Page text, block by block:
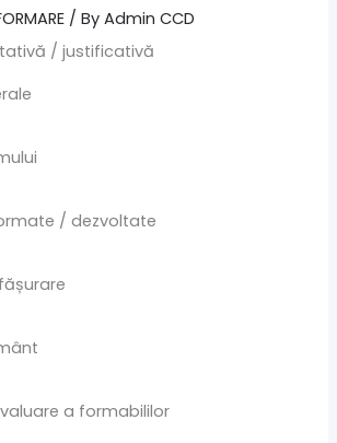
/ ByAdmin CCD
/ justificativă
/ dezvoltate
a formabililor